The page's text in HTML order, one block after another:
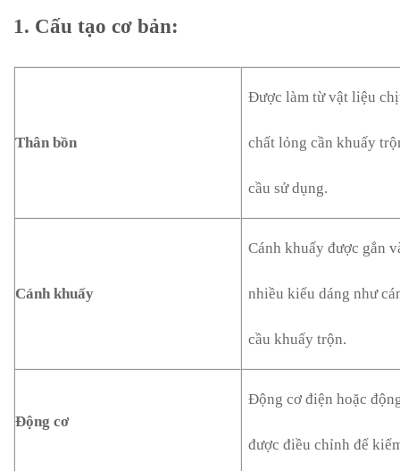
1. Cấu tạo cơ bản:
Thân bồn
Được làm từ vật liệu
chất lỏng cần khuấy
cầu sử dụng.
Cánh khuấy
Cánh khuấy được gắn
nhiều kiểu dáng như
cầu khuấy trộn.
Động cơ
Động cơ điện hoặc
được điều chỉnh để